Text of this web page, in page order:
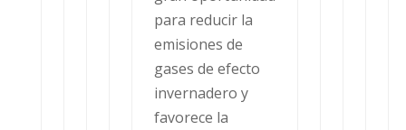
para reducir la
emisiones de
gases de efecto
invernadero y
favorece la